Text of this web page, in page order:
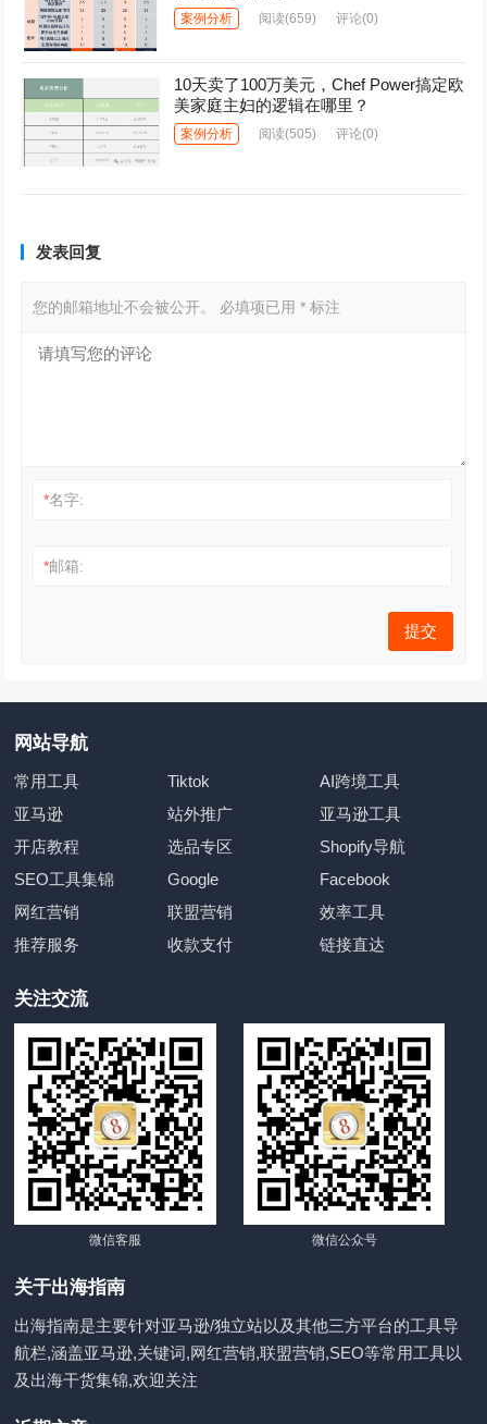
案例分析 阅读(659) 评论(0)
10天卖了100万美元，Chef Power搞定欧
美家庭主妇的逻辑在哪里？
案例分析 阅读(505) 评论(0)
发表回复
您的邮箱地址不会被公开。 必填项已用* 标注
*名字:
*邮箱:
网站导航
常用工具 Tiktok
AI跨境工具
亚马逊
站外推广
亚马逊工具
开店教程
选品专区
Shopify导航
SEO工具集锦
Google
Facebook
网红营销
联盟营销
效率工具
推荐服务
收款支付 链接直达
关注交流
微信客服 微信公众号
关于出海指南
出海指南是主要针对亚马逊/独立站以及其他三方平台的工具导
航栏,涵盖亚马逊,关键词,网红营销,联盟营销,SEO等常用工具以
及出海干货集锦,欢迎关注